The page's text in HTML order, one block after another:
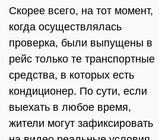
Скорее всего, на тот момент,
когда осуществлялась
проверка, были выпущены в
рейс только те транспортные
средства, в которых есть
кондиционер. По сути, если
выехать в любое время,
жители могут зафиксировать